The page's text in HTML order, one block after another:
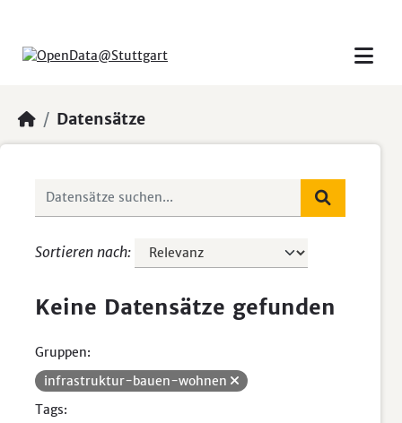
Datensätze
Sortieren nach
Keine Datensätze gefunden
Gruppen:
infrastruktur-bauen-wohnen
Tags: